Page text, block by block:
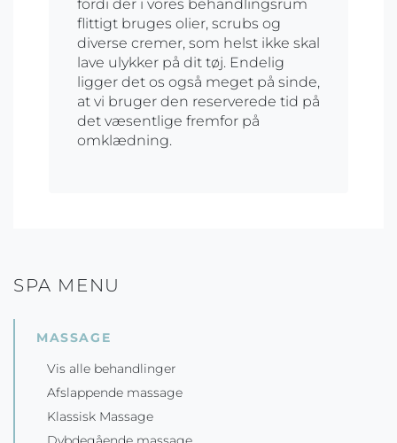
fordi der i vores behandlingsrum
flittigt bruges olier, scrubs og
diverse cremer, som helst ikke skal
lave ulykker på dit tøj. Endelig
ligger det os også meget på sinde,
at vi bruger den reserverede tid på
det væsentlige fremfor på
omklædning.
SPA MENU
MASSAGE
Vis alle behandlinger
Afslappende massage
Klassisk Massage